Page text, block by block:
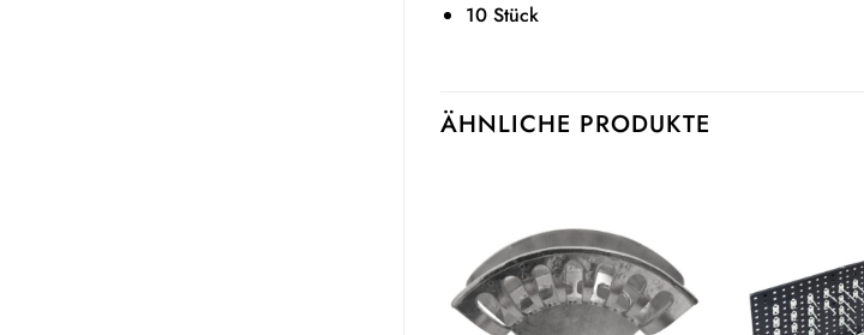
10 Stück
ÄHNLICHE PRODUKTE
Auf die
Wunschliste